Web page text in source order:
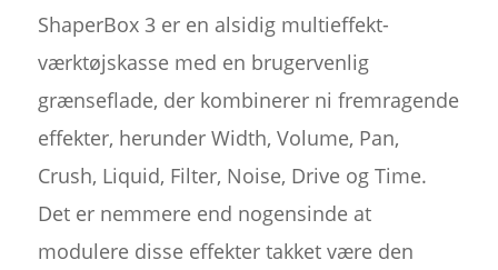
ShaperBox 3 er en alsidig multieffekt-
værktøjskasse med en brugervenlig
grænseflade, der kombinerer ni fremragende
effekter, herunder Width, Volume, Pan,
Crush, Liquid, Filter, Noise, Drive og Time.
Det er nemmere end nogensinde at
modulere disse effekter takket være den